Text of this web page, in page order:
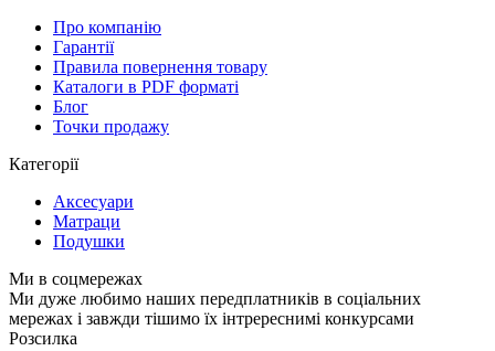
Про компанію
Гарантії
Правила повернення товару
Каталоги в PDF форматі
Блог
Точки продажу
Категорії
Аксесуари
Матраци
Подушки
Ми в соцмережах
Ми дуже любимо наших передплатників в соціальних
мережах і завжди тішимо їх інтререснимі конкурсами
Розсилка